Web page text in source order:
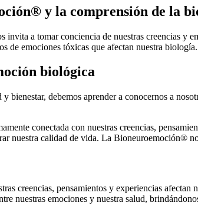
y la comprensión de la
a tomar conciencia de nuestras creencias y
de emociones tóxicas que afectan nuestra biología.
biológica
y bienestar, debemos aprender a conocernos a
conectada con nuestras creencias,
nuestra calidad de vida. La Bioneuroemoción®
creencias, pensamientos y experiencias
nuestras emociones y nuestra salud,